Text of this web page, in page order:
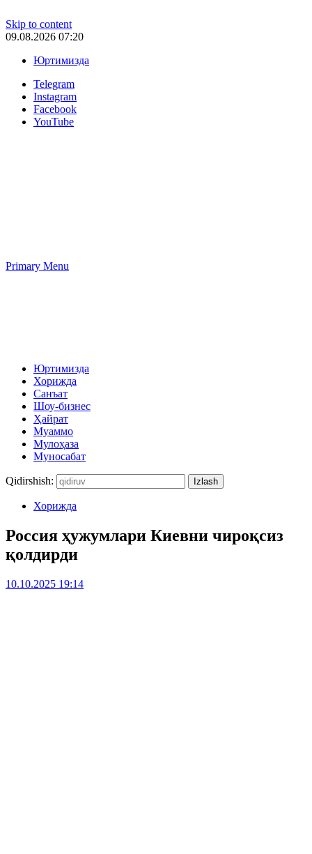
Skip to content
09.08.2026 07:20
Юртимизда
Telegram
Instagram
Facebook
YouTube
Primary Menu
Юртимизда
Хорижда
Санъат
Шоу-бизнес
Ҳайрат
Муаммо
Мулоҳаза
Муносабат
Qidirshish:
Хорижда
Россия ҳужумлари Киевни чироқсиз
қолдирди
10.10.2025 19:14